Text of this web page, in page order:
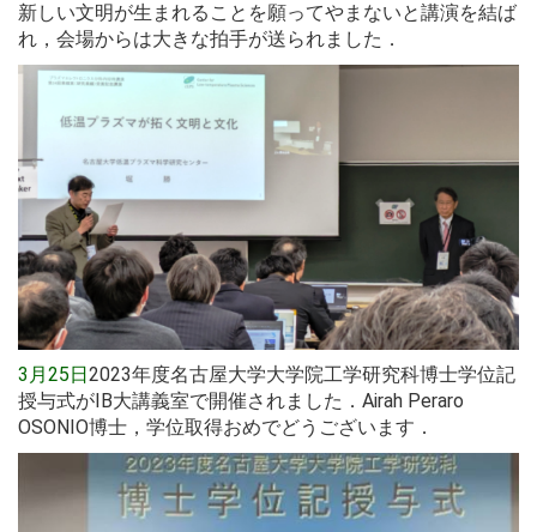
新しい文明が生まれることを願ってやまないと講演を結ば
れ，会場からは大きな拍手が送られました．
3月25日2023年度名古屋大学大学院工学研究科博士学位記
授与式がIB大講義室で開催されました．Airah Peraro
OSONIO博士，学位取得おめでどうございます．